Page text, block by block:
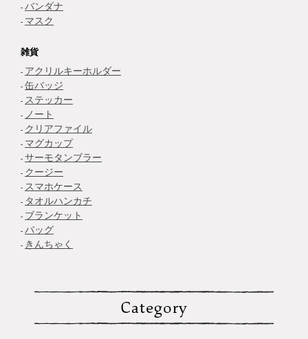
バンダナ
マスク
雑貨
アクリルキーホルダー
缶バッジ
ステッカー
ノート
クリアファイル
マグカップ
サーモタンブラー
クージー
スマホケース
タオルハンカチ
ブランケット
バッグ
きんちゃく
Category